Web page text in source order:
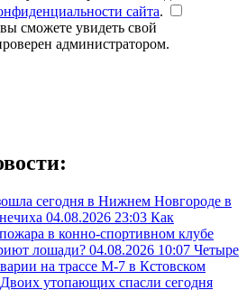
сайта.
сможете увидеть свой
администратором.
сегодня в Нижнем Новгороде в
04.08.2026 23:03 Как
в конно-спортивном клубе
лошади? 04.08.2026 10:07 Четыре
на трассе М-7 в Кстовском
Двоих утопающих спасли сегодня